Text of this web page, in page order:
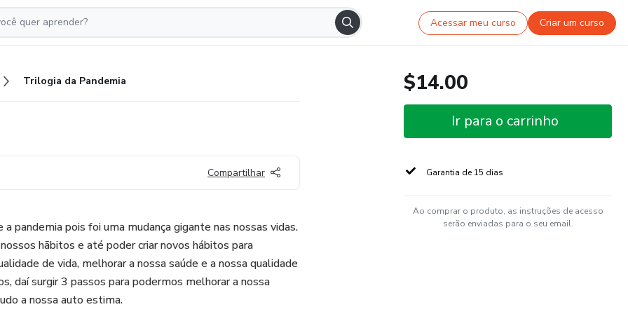
Acessar meu curso Criar um curso
Trilogia da Pandemia
Compartilhar
pandemia pois foi uma mudança gigante nas nossas vidas.
hãbitos e até poder criar novos hábitos para
de vida, melhorar a nossa saúde e a nossa qualidade
daí surgir 3 passos para podermos melhorar a nossa
a nossa auto estima.
$14.00
Ir para o carrinho
Garantia de 15 dias
Ao comprar o produto, as instruções de acesso
serão enviadas para o seu email.